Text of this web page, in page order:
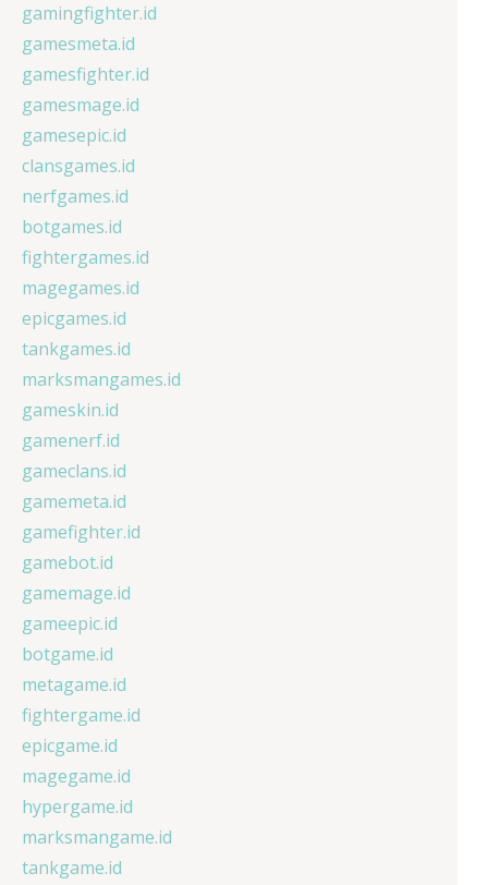
gamingfighter.id
gamesmeta.id
gamesfighter.id
gamesmage.id
gamesepic.id
clansgames.id
nerfgames.id
botgames.id
fightergames.id
magegames.id
epicgames.id
tankgames.id
marksmangames.id
gameskin.id
gamenerf.id
gameclans.id
gamemeta.id
gamefighter.id
gamebot.id
gamemage.id
gameepic.id
botgame.id
metagame.id
fightergame.id
epicgame.id
magegame.id
hypergame.id
marksmangame.id
tankgame.id